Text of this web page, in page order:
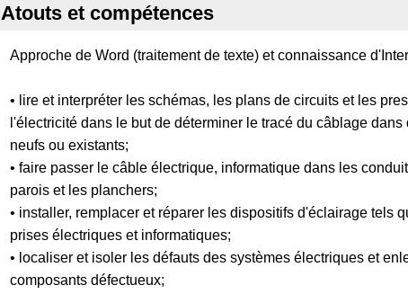
Atouts et compétences
Approche de Word (traitement de texte) et connaissance
• lire et interpréter les schémas, les plans de circuits et les
l'électricité dans le but de déterminer le tracé du câblage dans
neufs ou existants;
• faire passer le câble électrique, informatique dans les
parois et les planchers;
• installer, remplacer et réparer les dispositifs d'éclairage tels
prises électriques et informatiques;
• localiser et isoler les défauts des systèmes électriques et
composants défectueux;